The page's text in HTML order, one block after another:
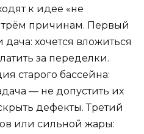
к идее «не
трём причинам. Первый
хочется вложиться
за переделки.
старого бассейна:
— не допустить их
дефекты. Третий
или сильной жары: